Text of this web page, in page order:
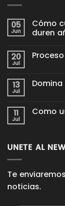
05
Jun
Cómo
duren
tus
tenis
que
20
Jul
en
13
Jul
en
11
Jul
Como
Como
cada
ocasión.
UNETE AL
Te
noticias.